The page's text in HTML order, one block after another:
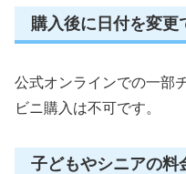
購入後に日付を変更
公式オンラインでの一部
ビニ購入は不可です。
子どもやシニアの料